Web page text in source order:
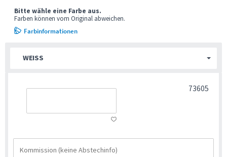
WEISS
Bitte wähle eine Farbe aus.
Farben können vom Original abweichen.
Farbinformationen
73605